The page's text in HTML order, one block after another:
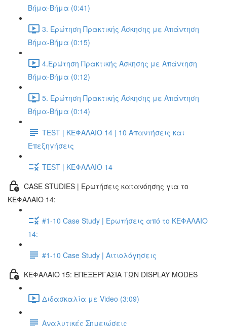
Βήμα-Βήμα (0:41)
3. Ερώτηση Πρακτικής Άσκησης με Απάντηση
Βήμα-Βήμα (0:15)
4.Ερώτηση Πρακτικής Άσκησης με Απάντηση
Βήμα-Βήμα (0:12)
5. Ερώτηση Πρακτικής Άσκησης με Απάντηση
Βήμα-Βήμα (0:14)
TEST | ΚΕΦΑΛΑΙΟ 14 | 10 Απαντήσεις και
Επεξηγήσεις
TEST | ΚΕΦΑΛΑΙΟ 14
CASE STUDIES | Ερωτήσεις κατανόησης για το
ΚΕΦΑΛΑΙΟ 14:
#1-10 Case Study | Ερωτήσεις από το ΚΕΦΑΛΑΙΟ
14:
#1-10 Case Study | Αιτιολόγησεις
ΚΕΦΑΛΑΙΟ 15: ΕΠΕΞΕΡΓΑΣΙΑ ΤΩΝ DISPLAY MODES
Διδασκαλία με Video (3:09)
Αναλυτικές Σημειώσεις